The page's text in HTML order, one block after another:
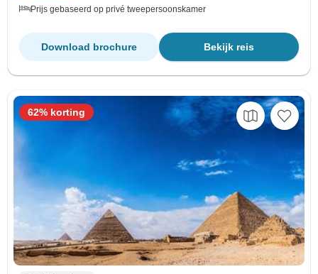
Prijs gebaseerd op privé tweepersoonskamer
Bekijk reis
Download brochure
62% korting